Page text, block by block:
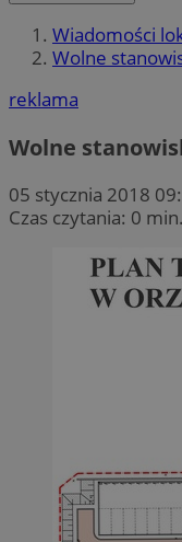
Wiadomości
Wolne
reklama
Wolne
05 stycznia 2018
Czas czytania: 0 min.